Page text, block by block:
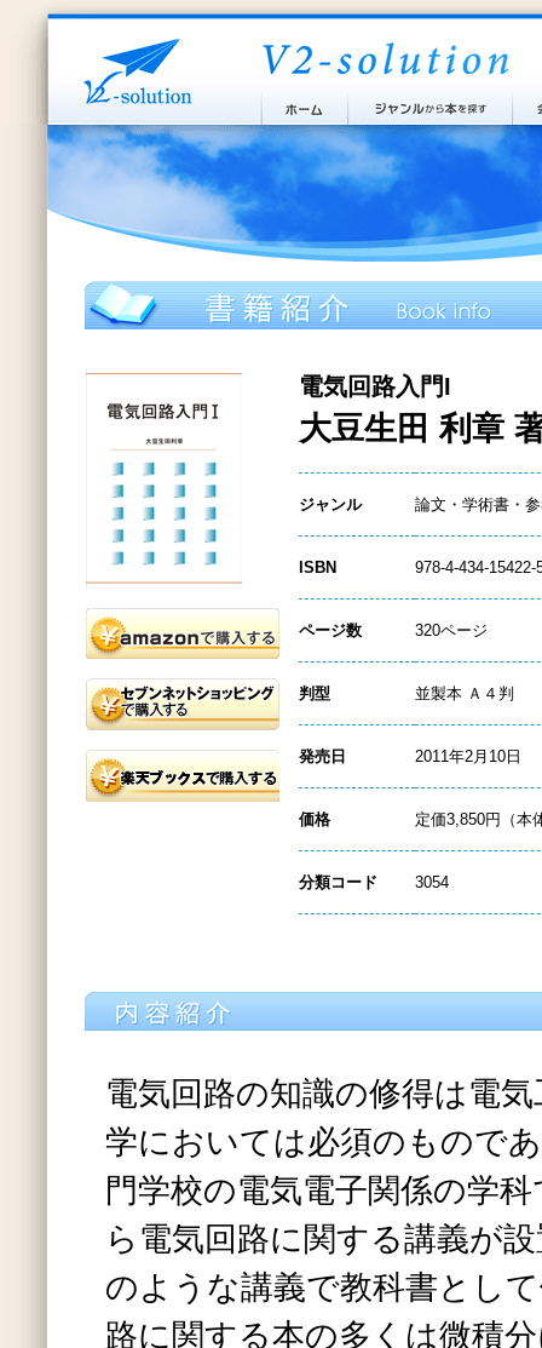
電気回路入門I
大豆生田 利章
ジャンル 論文・学術書・
ISBN 978-4-434-15422-
ページ数 320ページ
判型 並製本 Ａ４判
発売日 2011年2月10日
価格 定価3,850円（本
分類コード 3054
電気回路の知識の修得は電
学においては必須のもので
門学校の電気電子関係の学
ら電気回路に関する講義が
のような講義で教科書とし
路に関する本の多くは微積